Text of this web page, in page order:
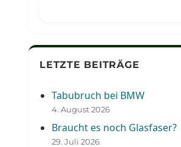
LETZTE BEITRÄGE
Tabubruch bei BMW
4. August 2026
Braucht es noch Glasfaser?
29. Juli 2026